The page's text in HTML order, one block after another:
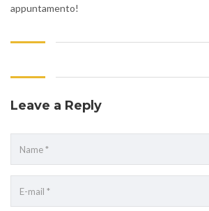
appuntamento!
Leave a Reply